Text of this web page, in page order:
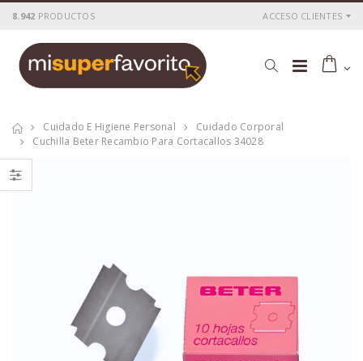
8.942 PRODUCTOS ACCESO CLIENTES
Cuidado E Higiene Personal
Cuidado Corporal
Cuchilla Beter Recambio Para Cortacallos 34028
BETER PINZA DE
DEPILAR PUNTA
OBLICUA GLOWY
1U
recioSocio : 3,09€
abitual : 4,26€
Peine Beter batidor
concha 12103
Precio : 1,16€
PrecioHabitual: 2,20€